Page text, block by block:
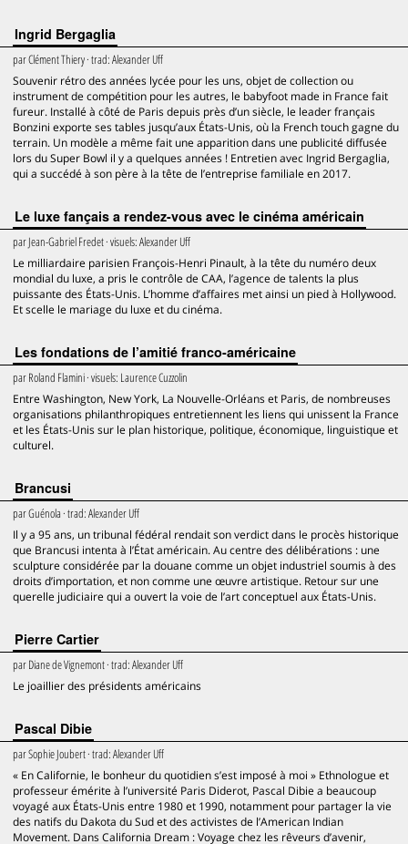
Ingrid Bergaglia
parClément Thiery· trad:Alexander Uff
Souvenir rétro des années lycée pour les uns, objet de collection ou
instrument de compétition pour les autres, le babyfoot made in France fait
fureur. Installé à côté de Paris depuis près d’un siècle, le leader français
Bonzini exporte ses tables jusqu’aux États-Unis, où la French touch gagne du
terrain. Un modèle a même fait une apparition dans une publicité diffusée
lors du Super Bowl il y a quelques années ! Entretien avec Ingrid Bergaglia,
qui a succédé à son père à la tête de l’entreprise familiale en 2017.
Le luxe fançais a rendez-vous avec le cinéma américain
parJean-Gabriel Fredet· visuels:Alexander Uff
Le milliardaire parisien François-Henri Pinault, à la tête du numéro deux
mondial du luxe, a pris le contrôle de CAA, l’agence de talents la plus
puissante des États-Unis. L’homme d’affaires met ainsi un pied à Hollywood.
Et scelle le mariage du luxe et du cinéma.
Les fondations de l’amitié franco-américaine
parRoland Flamini· visuels: Laurence Cuzzolin
Entre Washington, New York, La Nouvelle-Orléans et Paris, de nombreuses
organisations philanthropiques entretiennent les liens qui unissent la France
et les États-Unis sur le plan historique, politique, économique, linguistique et
culturel.
Brancusi
parGuénola · trad:Alexander Uff
Il y a 95 ans, un tribunal fédéral rendait son verdict dans le procès historique
que Brancusi intenta à l’État américain. Au centre des délibérations : une
sculpture considérée par la douane comme un objet industriel soumis à des
droits d’importation, et non comme une œuvre artistique. Retour sur une
querelle judiciaire qui a ouvert la voie de l’art conceptuel aux États-Unis.
Pierre Cartier
parDiane de Vignemont· trad:Alexander Uff
Le joaillier des présidents américains
Pascal Dibie
parSophie Joubert· trad:Alexander Uff
« En Californie, le bonheur du quotidien s’est imposé à moi » Ethnologue et
professeur émérite à l’université Paris Diderot, Pascal Dibie a beaucoup
voyagé aux États-Unis entre 1980 et 1990, notamment pour partager la vie
des natifs du Dakota du Sud et des activistes de l’American Indian
Movement. Dans California Dream : Voyage chez les rêveurs d’avenir,